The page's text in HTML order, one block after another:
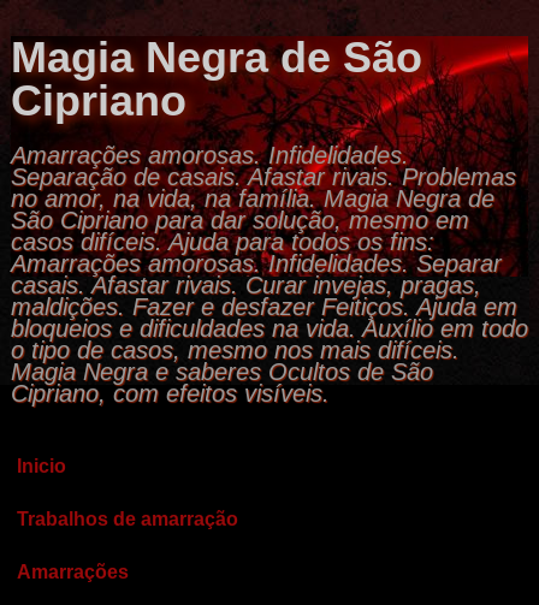
Magia Negra de São
Cipriano
Amarrações amorosas. Infidelidades.
Separação de casais. Afastar rivais. Problemas
no amor, na vida, na família. Magia Negra de
São Cipriano para dar solução, mesmo em
casos difíceis. Ajuda para todos os fins:
Amarrações amorosas. Infidelidades. Separar
casais. Afastar rivais. Curar invejas, pragas,
maldições. Fazer e desfazer Feitiços. Ajuda em
bloqueios e dificuldades na vida. Auxílio em todo
o tipo de casos, mesmo nos mais difíceis.
Magia Negra e saberes Ocultos de São
Cipriano, com efeitos visíveis.
Inicio
Trabalhos de amarração
Amarrações